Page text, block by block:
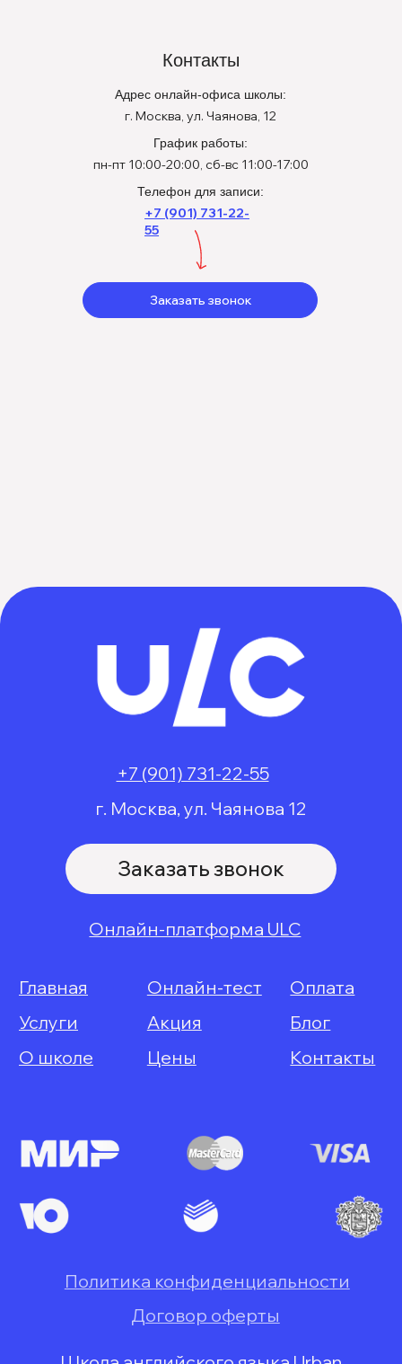
Контакты
Заказать звонок
Адрес онлайн-офиса школы:
г. Москва, ул. Чаянова, 12
График работы:
пн-пт 10:00-20:00, сб-вс 11:00-17:00
Телефон для записи:
+7 (901) 731-22-
55
Школа английского языка Urban
Lang Club
771006760613
ОГРНИП:324774600836867
Сбербанк, к/с
30101810400000000225,
БИК 044525225.
Договор оферты